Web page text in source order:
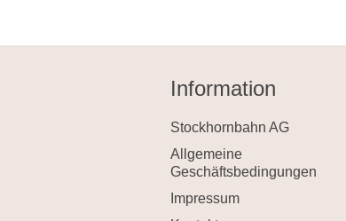
Information
Stockhornbahn AG
Allgemeine
Geschäftsbedingungen
Impressum